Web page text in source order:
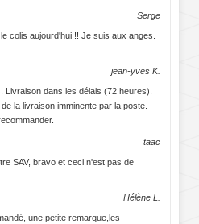
Serge
colis aujourd'hui !! Je suis aux anges.
jean-yves K.
Livraison dans les délais (72 heures).
la livraison imminente par la poste.
taac
SAV, bravo et ceci n'est pas de
Hélène L.
une petite remarque,les